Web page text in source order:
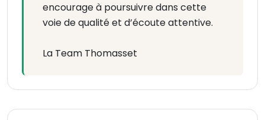
encourage à poursuivre dans cette
voie de qualité et d’écoute attentive.
La Team Thomasset